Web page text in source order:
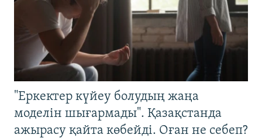
"Еркектер күйеу болудың жаңа
моделін шығармады". Қазақстанда
ажырасу қайта көбейді. Оған не себеп?